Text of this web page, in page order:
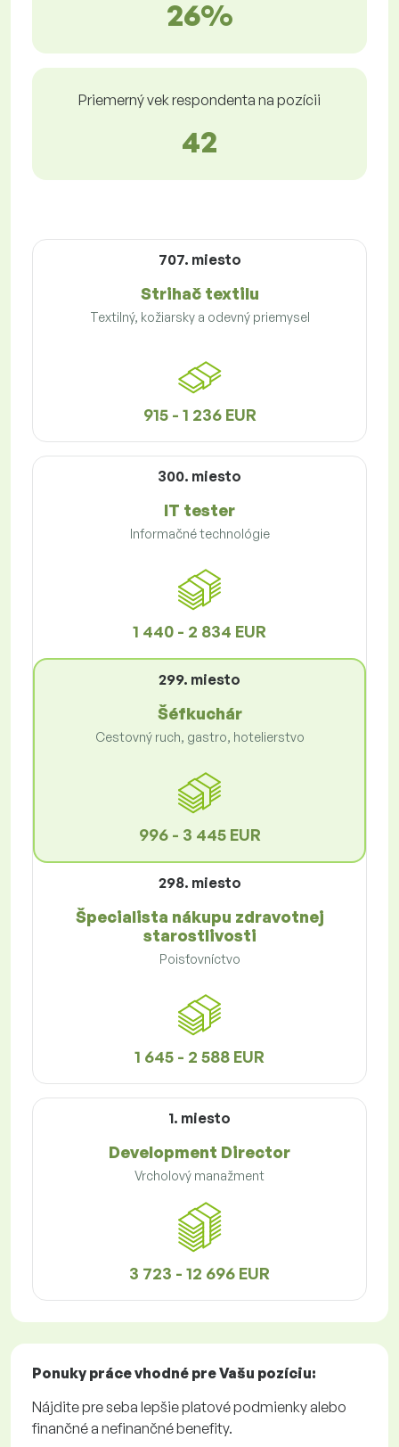
26%
Priemerný vek respondenta na pozícii
42
707. miesto
Strihač textilu
Textilný, kožiarsky a odevný priemysel
915 - 1 236 EUR
300. miesto
IT tester
Informačné technológie
1 440 - 2 834 EUR
299. miesto
Šéfkuchár
Cestovný ruch, gastro, hotelierstvo
996 - 3 445 EUR
298. miesto
Špecialista nákupu zdravotnej
starostlivosti
Poisťovníctvo
1 645 - 2 588 EUR
1. miesto
Development Director
Vrcholový manažment
3 723 - 12 696 EUR
Ponuky prácevhodné pre Vašu pozíciu:
Nájdite pre seba lepšie platové podmienky alebo
finančné a nefinančné benefity.